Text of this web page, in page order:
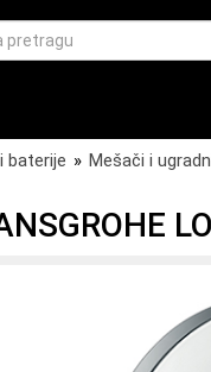
baterije » Mešači i